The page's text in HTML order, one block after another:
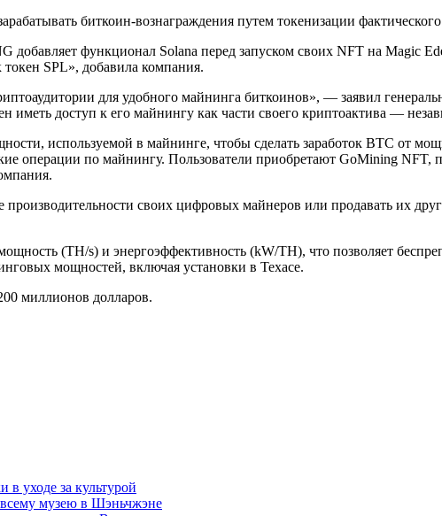
биткоин-вознаграждения путем токенизации
функционал Solana перед запуском своих NFT на Magic
SPL», добавила компания.
для удобного майнинга биткоинов», — заявил
доступ к его майнингу как части своего криптоактива —
используемой в майнинге, чтобы сделать заработок BTC от
операции по майнингу. Пользователи приобретают GoMining NFT,
своих цифровых майнеров или продавать их
(TH/s) и энергоэффективность (kW/TH), что позволяет
мощностей, включая установки в Техасе.
миллионов долларов.
уходе за культурой
музею в Шэньчжэне